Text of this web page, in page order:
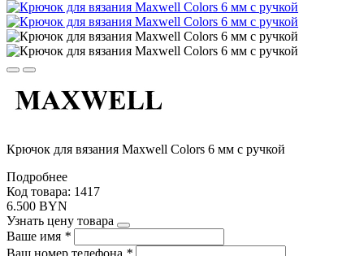
Крючок для вязания Maxwell Colors 6 мм с ручкой
Подробнее
Код товара: 1417
6.500 BYN
Узнать цену товара
Ваше имя *
Ваш номер телефона *